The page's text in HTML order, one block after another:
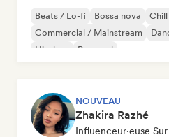
Beats / Lo-fi Bossa nova
Commercial / Mainstream
Hip-hop
Pop soul
NOUVEAU
Zhakira Razhé
Influenceur·euse